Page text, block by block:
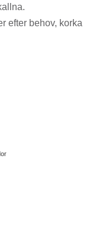
efter behov, korka